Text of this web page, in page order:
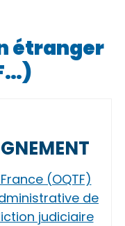
étranger
(OQTF)
de
judiciaire